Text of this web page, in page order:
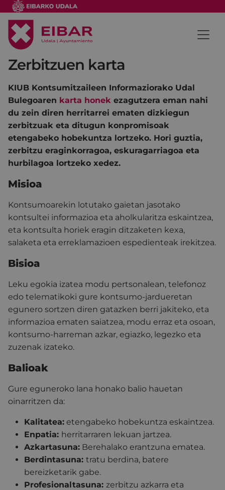
Zerbitzuen karta
KIUB Kontsumitzaileen Informaziorako Udal
Bulegoaren karta honek ezagutzera eman nahi
du zein diren herritarrei ematen dizkiegun
zerbitzuak eta ditugun konpromisoak
etengabeko hobekuntza lortzeko. Hori guztia,
zerbitzu eraginkorragoa, eskuragarriagoa eta
hurbilagoa lortzeko xedez.
Misioa
Kontsumoarekin lotutako gaietan jasotako
kontsultei informazioa eta aholkularitza eskaintzea,
eta kontsulta horiek eragin ditzaketen kexa,
salaketa eta erreklamazioen espedienteak irekitzea.
Bisioa
Leku egokia izatea modu pertsonalean, telefonoz
edo telematikoki gure kontsumo-jardueretan
egunero sortzen diren gatazken berri jakiteko, eta
informazioa ematen saiatzea, modu erraz eta osoan,
kontsumo-harreman azkar, egiazko, legezko eta
zuzenak izateko.
Balioak
Gure eguneroko lana honako balio hauetan
oinarritzen da:
Kalitatea: etengabeko hobekuntza eskaintzea.
Enpatia: herritarraren lekuan jartzea.
Azkartasuna: Berehalako erantzuna ematea.
Berdintasuna: tratu berdina, batere
bereizketarik gabe.
Profesionaltasuna: zerbitzu azkarra eta